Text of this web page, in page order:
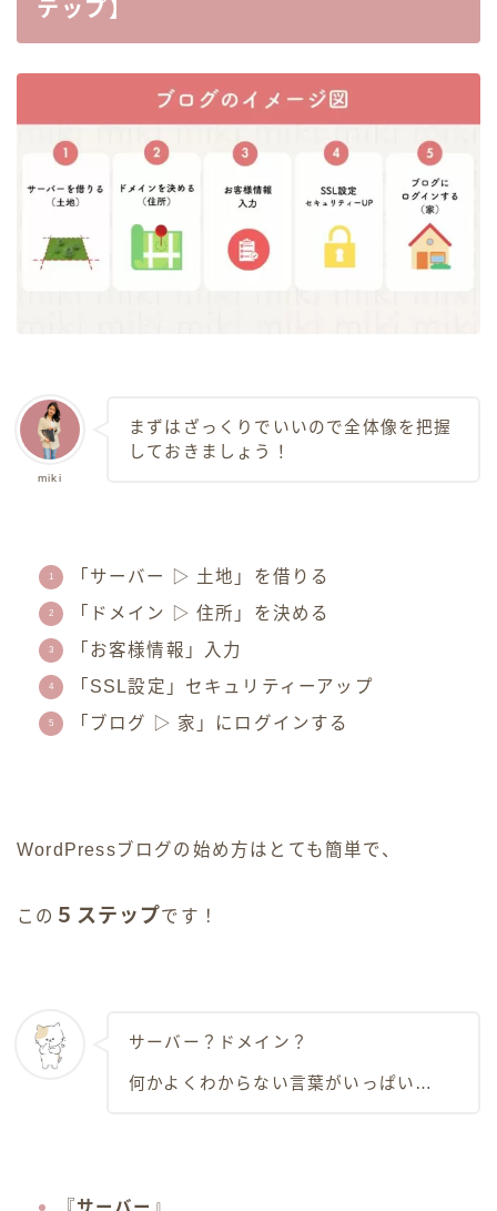
テップ】
miki
まずはざっくりでいいので全体像を把握
しておきましょう！
「サーバー ▷ 土地」を借りる
「ドメイン ▷ 住所」を決める
「お客様情報」入力
「SSL設定」セキュリティーアップ
「ブログ ▷ 家」にログインする
WordPressブログの始め方はとても簡単で、
この ５ステップです！
サーバー？ドメイン？
何かよくわからない言葉がいっぱい…
『サーバー 』